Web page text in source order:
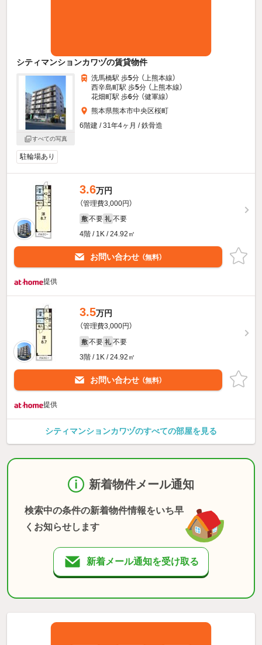
シティマンションカワヅの賃貸物件
すべての写真
洗馬橋駅 歩5分 （上熊本線）
西辛島町駅 歩5分 （上熊本線）
花畑町駅 歩6分 （健軍線）
熊本県熊本市中央区桜町
6階建 / 31年4ヶ月 / 鉄骨造
駐輪場あり
3.6万円
（管理費3,000円）
敷 不要 礼 不要
4階 / 1K / 24.92㎡
お問い合わせ （無料）
提供
3.5万円
（管理費3,000円）
敷 不要 礼 不要
3階 / 1K / 24.92㎡
お問い合わせ （無料）
提供
シティマンションカワヅのすべての部屋を見る
新着物件メール通知
検索中の条件の新着物件情報をいち早
くお知らせします
新着メール通知を受け取る